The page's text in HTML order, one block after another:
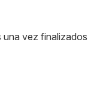
una vez finalizados